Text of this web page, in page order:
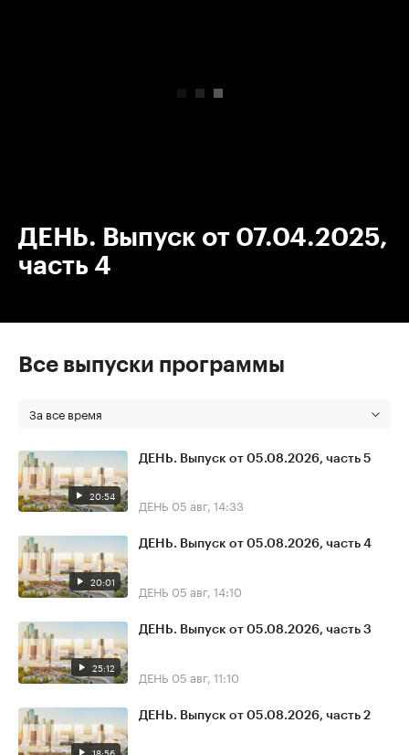
ДЕНЬ. Выпуск от 07.04.2025,
часть 4
Все выпуски программы
За все время
20:54
ДЕНЬ. Выпуск от 05.08.2026, часть 5
ДЕНЬ 05 авг, 14:33
20:01
ДЕНЬ. Выпуск от 05.08.2026, часть 4
ДЕНЬ 05 авг, 14:10
25:12
ДЕНЬ. Выпуск от 05.08.2026, часть 3
ДЕНЬ 05 авг, 11:10
ДЕНЬ. Выпуск от 05.08.2026, часть 2